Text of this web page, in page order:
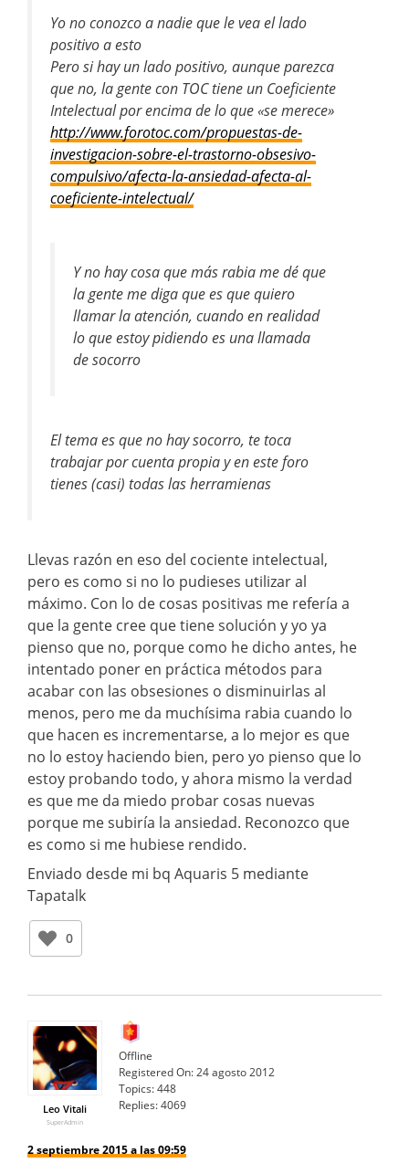
Yo no conozco a nadie que le vea el lado
positivo a esto
Pero si hay un lado positivo, aunque parezca
que no, la gente con TOC tiene un Coeficiente
Intelectual por encima de lo que «se merece»
http://www.forotoc.com/propuestas-de-
investigacion-sobre-el-trastorno-obsesivo-
compulsivo/afecta-la-ansiedad-afecta-al-
coeficiente-intelectual/
Y no hay cosa que más rabia me dé que
la gente me diga que es que quiero
llamar la atención, cuando en realidad
lo que estoy pidiendo es una llamada
de socorro
El tema es que no hay socorro, te toca
trabajar por cuenta propia y en este foro
tienes (casi) todas las herramienas
Llevas razón en eso del cociente intelectual,
pero es como si no lo pudieses utilizar al
máximo. Con lo de cosas positivas me refería a
que la gente cree que tiene solución y yo ya
pienso que no, porque como he dicho antes, he
intentado poner en práctica métodos para
acabar con las obsesiones o disminuirlas al
menos, pero me da muchísima rabia cuando lo
que hacen es incrementarse, a lo mejor es que
no lo estoy haciendo bien, pero yo pienso que lo
estoy probando todo, y ahora mismo la verdad
es que me da miedo probar cosas nuevas
porque me subiría la ansiedad. Reconozco que
es como si me hubiese rendido.
Enviado desde mi bq Aquaris 5 mediante
Tapatalk
0
Leo Vitali
SuperAdmin
Offline
Registered On:24 agosto 2012
Topics:448
Replies:4069
2 septiembre 2015 a las 09:59